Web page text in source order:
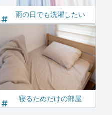
雨の日でも洗濯したい
寝るためだけの部屋